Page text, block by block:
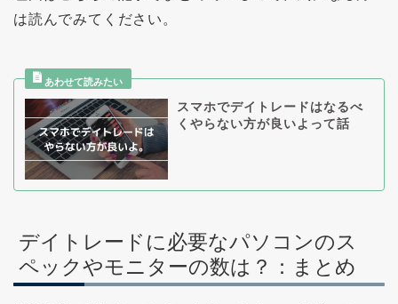
は読んでみてください。
スマホでデイトレードはなるべ
くやらない方が良いよって話
デイトレードに必要なパソコンのス
ペックやモニターの数は？：まとめ